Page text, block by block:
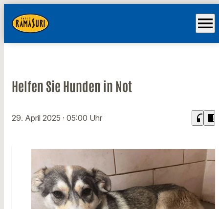
menu
Helfen Sie Hunden in Not
29. April 2025 · 05:00 Uhr headphones chrome_reader_mode